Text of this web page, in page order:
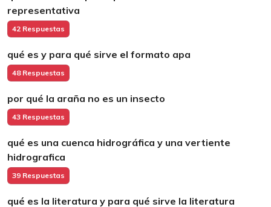
representativa
42 Respuestas
qué es y para qué sirve el formato apa
48 Respuestas
por qué la araña no es un insecto
43 Respuestas
qué es una cuenca hidrográfica y una vertiente
hidrografica
39 Respuestas
qué es la literatura y para qué sirve la literatura